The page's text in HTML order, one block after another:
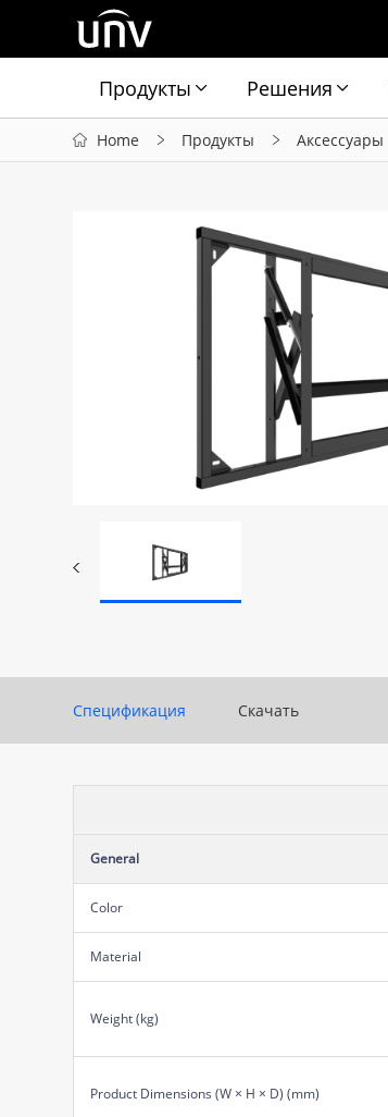
Продукты Решения
Home Продукты Аксессуары
Спецификация Скачать
General
Color
Material
Weight (kg)
Product Dimensions (W × H × D) (mm)